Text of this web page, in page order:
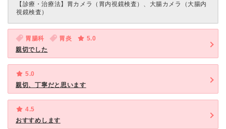
【診療・治療法】 胃カメラ（胃内視鏡検査）、大腸カメラ（大腸内
視鏡検査）
胃腸科 胃炎
5.0
親切でした
5.0
親切、丁寧だと思います
4.5
おすすめします